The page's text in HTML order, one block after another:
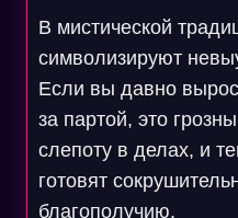
В мистической
символизируют
Если вы давно
за партой, это
слепоту в делах, и
готовят
благополучию.